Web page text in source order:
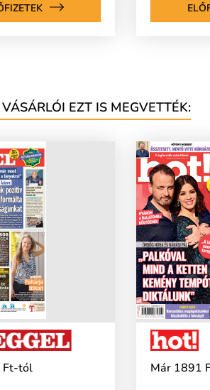
EZT IS MEGVETTÉK:
Ft-tól Már 1891